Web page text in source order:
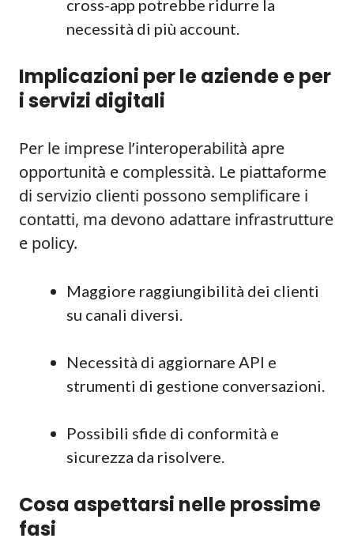
cross-app potrebbe ridurre la
necessità di più account.
Implicazioni per le aziende e per
i servizi digitali
Per le imprese l’interoperabilità apre
opportunità e complessità. Le piattaforme
di servizio clienti possono semplificare i
contatti, ma devono adattare infrastrutture
e policy.
Maggiore raggiungibilità dei clienti
su canali diversi.
Necessità di aggiornare API e
strumenti di gestione conversazioni.
Possibili sfide di conformità e
sicurezza da risolvere.
Cosa aspettarsi nelle prossime
fasi